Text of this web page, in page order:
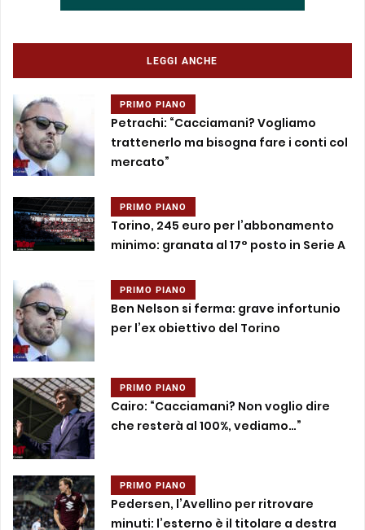
LEGGI ANCHE
PRIMO PIANO
Petrachi: “Cacciamani? Vogliamo
trattenerlo ma bisogna fare i conti col
mercato”
PRIMO PIANO
Torino, 245 euro per l’abbonamento
minimo: granata al 17° posto in Serie A
PRIMO PIANO
Ben Nelson si ferma: grave infortunio
per l’ex obiettivo del Torino
PRIMO PIANO
Cairo: “Cacciamani? Non voglio dire
che resterà al 100%, vediamo…”
PRIMO PIANO
Pedersen, l’Avellino per ritrovare
minuti: l’esterno è il titolare a destra